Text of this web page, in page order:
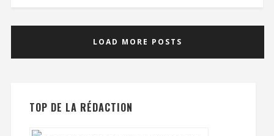
LOAD MORE POSTS
TOP DE LA RÉDACTION